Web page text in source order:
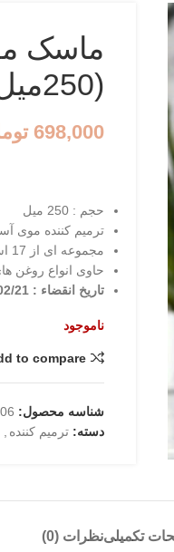
ماسک
(250میل)
698,000
حجم : 250 میل
ترمیم کننده موی
مجموعه ای از 17 اسید آمینه
حاوی انواع روغن
تاریخ انقضاء : 2027/02/21
ناموجود
to compare
شناسه محصول:
دسته: ترمیم کننده
تکمیلینظرات (0)